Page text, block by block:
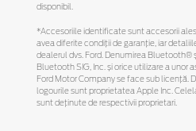
disponibil.
*Accesoriile identificate sunt accesorii
avea diferite condiții de garanție, iar
dealerul dvs. Ford. Denumirea Bluetooth®
Bluetooth SIG, Inc. și orice utilizare a unor
Ford Motor Company se face sub licență.
logourile sunt proprietatea Apple Inc.
sunt deținute de respectivii proprietari.